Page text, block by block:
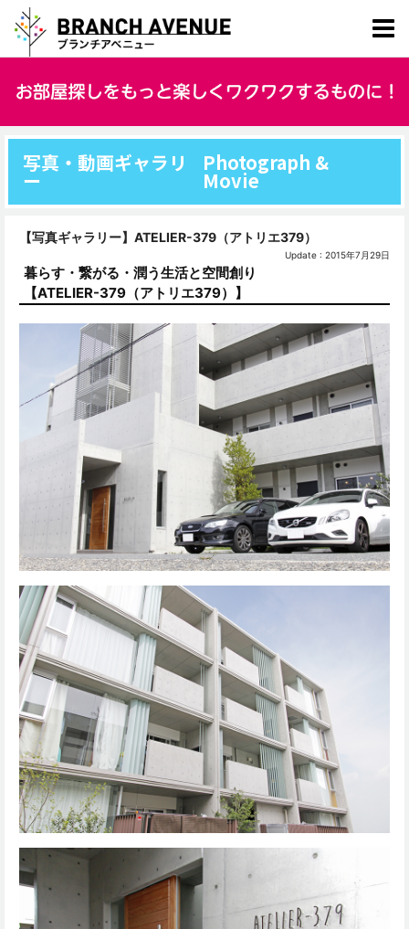
写真・動画ギャラリ
ー
Photograph &
Movie
【写真ギャラリー】ATELIER-379（アトリエ379）
Update : 2015年7月29日
暮らす・繋がる・潤う生活と空間創り
【ATELIER-379（アトリエ379）】